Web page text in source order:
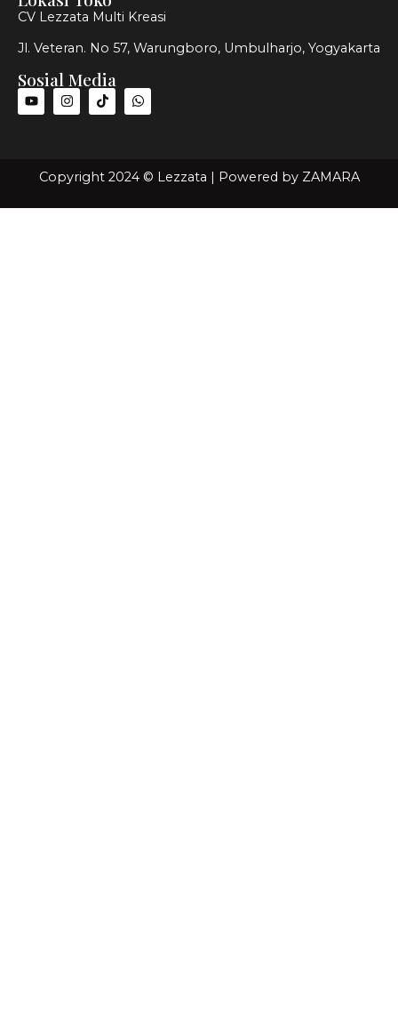
CV Lezzata Multi Kreasi
Jl. Veteran. No 57, Warungboro, Umbulharjo, Yogyakarta
Sosial Media
Copyright 2024 © Lezzata | Powered by ZAMARA